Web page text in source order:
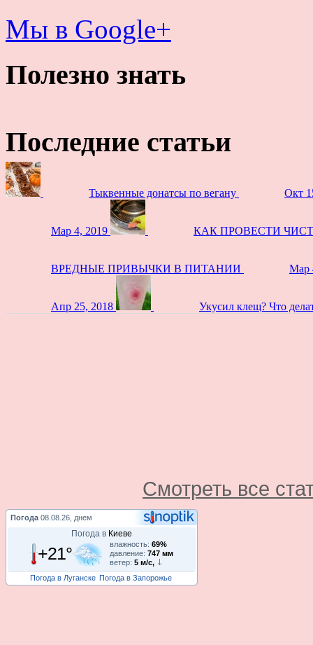
Мы в Google+
Полезно знать
Последние статьи
Тыквенные донатсы по вегану Окт
Мар 4, 2019 КАК ПРОВЕСТИ
ВРЕДНЫЕ ПРИВЫЧКИ В ПИТАНИИ Мар
Апр 25, 2018 Укусил клещ? Что
Смотреть все
Погода 08.08.26, днем
Погода в Киеве
+21° влажность: 69%
давление: 747 мм
ветер: 5 м/с,
Погода в Луганске Погода в Запорожье